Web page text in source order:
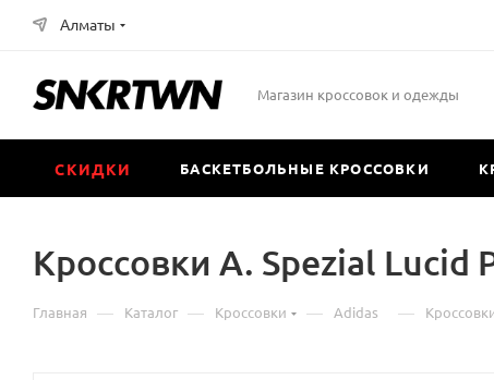
Алматы
Магазин кроссовок и одежды
СКИДКИ БАСКЕТБОЛЬНЫЕ КРОССОВКИ
Кроссовки А. Spezial Lucid
Главная — Каталог — Кроссовки — Аdidas —